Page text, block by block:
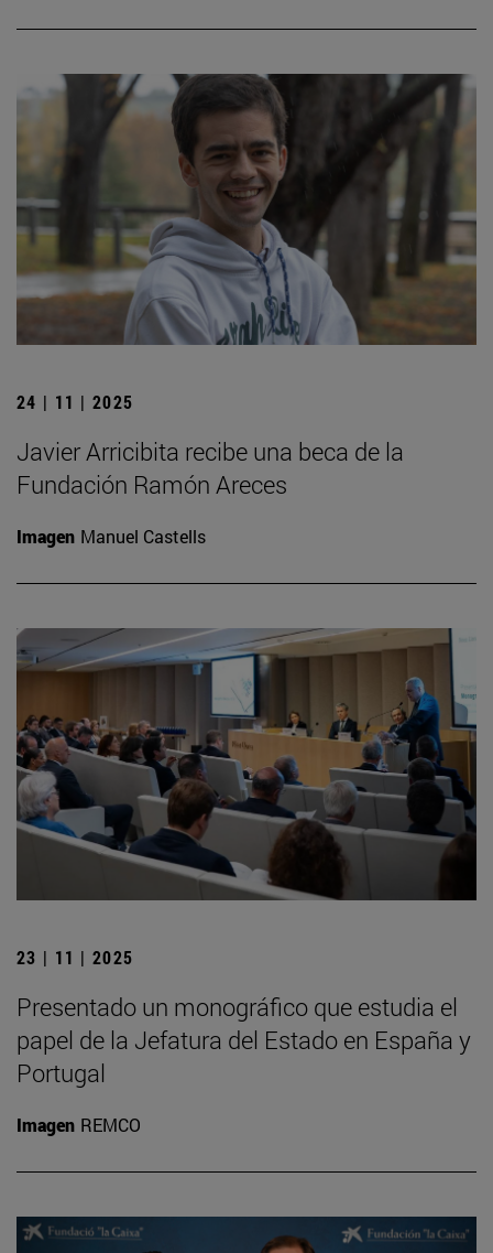
24 | 11 | 2025
Javier Arricibita recibe una beca de la
Fundación Ramón Areces
Imagen Manuel Castells
23 | 11 | 2025
Presentado un monográfico que estudia el
papel de la Jefatura del Estado en España y
Portugal
Imagen REMCO